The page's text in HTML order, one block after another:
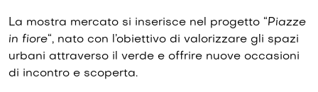
La mostra mercato si inserisce nel progetto “Piazze
in fiore“, nato con l’obiettivo di valorizzare gli spazi
urbani attraverso il verde e offrire nuove occasioni
di incontro e scoperta.